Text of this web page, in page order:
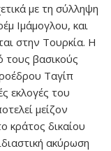
με τη σύλληψη
Ιμάμογλου, και
στην Τουρκία. Η
τους βασικούς
Ταγίπ
εκλογές του
μείζον
κράτος δικαίου
ακύρωση